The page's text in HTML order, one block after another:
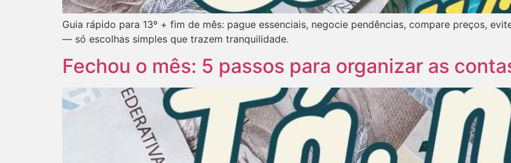
Guia rápido para 13º + fim de mês: pague essenciais, negocie pendências, compare preços,
— só escolhas simples que trazem tranquilidade.
Fechou o mês: 5 passos para organizar as